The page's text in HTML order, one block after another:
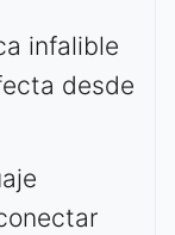
infalible
desde